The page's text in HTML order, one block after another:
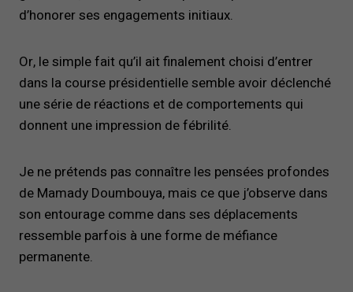
d’honorer ses engagements initiaux.
Or, le simple fait qu’il ait finalement choisi d’entrer
dans la course présidentielle semble avoir déclenché
une série de réactions et de comportements qui
donnent une impression de fébrilité.
Je ne prétends pas connaître les pensées profondes
de Mamady Doumbouya, mais ce que j’observe dans
son entourage comme dans ses déplacements
ressemble parfois à une forme de méfiance
permanente.